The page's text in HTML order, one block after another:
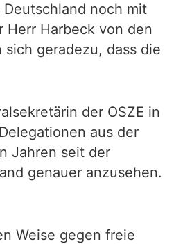
noch mit
Harbeck von den
geradezu, dass die
der OSZE in
aus der
Jahren seit der
genauer anzusehen.
Weise gegen freie